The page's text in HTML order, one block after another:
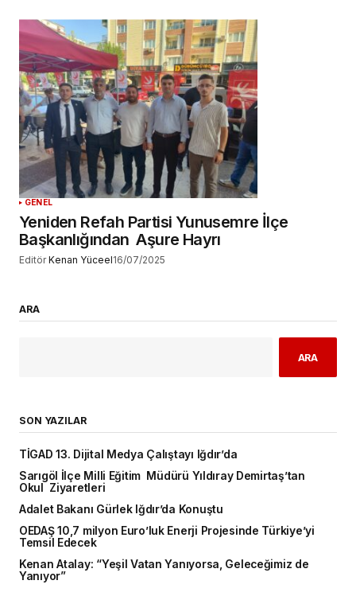
GENEL
Yeniden Refah Partisi Yunusemre İlçe
Başkanlığından Aşure Hayrı
Editör Kenan Yüceel16/07/2025
ARA
ARA
SON YAZILAR
TİGAD 13. Dijital Medya Çalıştayı Iğdır’da
Sarıgöl İlçe Milli Eğitim Müdürü Yıldıray Demirtaş’tan
Okul Ziyaretleri
Adalet Bakanı Gürlek Iğdır’da Konuştu
OEDAŞ 10,7 milyon Euro’luk Enerji Projesinde Türkiye’yi
Temsil Edecek
Kenan Atalay: “Yeşil Vatan Yanıyorsa, Geleceğimiz de
Yanıyor”